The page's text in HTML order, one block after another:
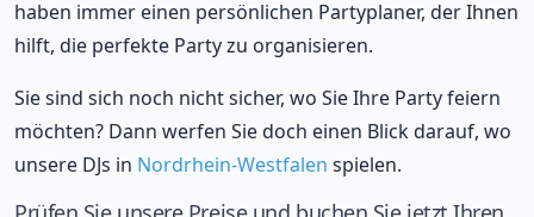
haben immer einen persönlichen Partyplaner, der Ihnen
hilft, die perfekte Party zu organisieren.
Sie sind sich noch nicht sicher, wo Sie Ihre Party feiern
möchten? Dann werfen Sie doch einen Blick darauf, wo
unsere DJs in Nordrhein-Westfalen spielen.